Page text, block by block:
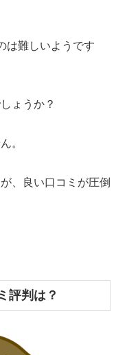
は難しいようです
ょうか？
。
、良い口コミが圧倒
評判は？